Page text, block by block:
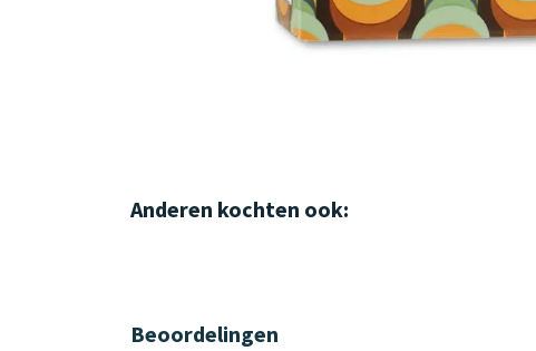
Anderen kochten ook:
Beoordelingen